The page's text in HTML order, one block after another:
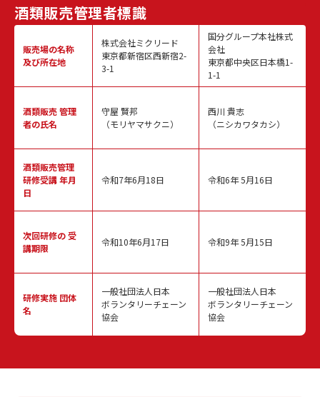
酒類販売管理者標識
販売場の名称
及び所在地
酒類販売管理
者の氏名
酒類販売管理
研修受講 年月
日
次回研修の受
講期限
研修実施 団体
名
株式会社ミクリード
東京都新宿区西新宿2-
3-1
守屋 賢邦
（モリヤマサクニ）
令和7年6月18日
令和10年6月17日
一般社団法人日本
ボランタリーチェーン
協会
国分グループ本社株式
会社
東京都中央区日本橋1-
1-1
西川 貴志
（ニシカワタカシ）
令和6年 5月16日
令和9年 5月15日
一般社団法人日本
ボランタリーチェーン
協会